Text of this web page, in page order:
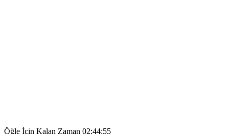
Öğle İçin Kalan Zaman 02:44:55